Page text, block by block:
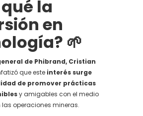
la
en
🌱
de Phibrand, Cristian
que este interés surge
de promover prácticas
y amigables con el medio
operaciones mineras.